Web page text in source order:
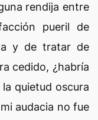
rendija entre
pueril de
y de tratar de
cedido, ¿habría
quietud oscura
audacia no fue